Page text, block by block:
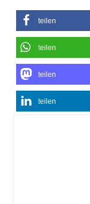
teilen
teilen
teilen
teilen